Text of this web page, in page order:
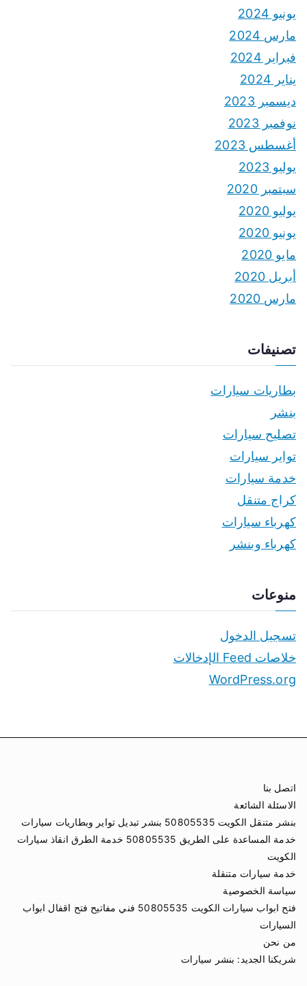
يونيو 2024
مارس 2024
فبراير 2024
يناير 2024
ديسمبر 2023
نوفمبر 2023
أغسطس 2023
يوليو 2023
سبتمبر 2020
يوليو 2020
يونيو 2020
مايو 2020
أبريل 2020
مارس 2020
تصنيفات
بطاريات سيارات
بنشر
تصليح سيارات
تواير سيارات
خدمة سيارات
كراج متنقل
كهرباء سيارات
كهرباء وبنشر
منوعات
تسجيل الدخول
خلاصات Feed الإدخالات
WordPress.org
اتصل بنا
الاسئلة الشائعة
بنشر متنقل الكويت 50805535 بنشر تبديل تواير وبطاريات سيارات
خدمة المساعدة على الطريق 50805535 خدمة الطرق انقاذ سيارات
الكويت
خدمة سيارات متنقلة
سياسة الخصوصية
فتح ابواب سيارات الكويت 50805535 فني مفاتيح فتح اقفال ابواب
السيارات
من نحن
شريكنا الجديد: بنشر سيارات